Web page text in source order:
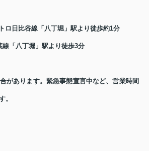
ロ日比谷線「八丁堀」駅より徒歩約1分
堀」駅より徒歩3分
があります。緊急事態宣言中など、営業時間
。